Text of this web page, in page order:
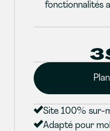
fonctionnalités
Site 100% sur-
Adapté pour